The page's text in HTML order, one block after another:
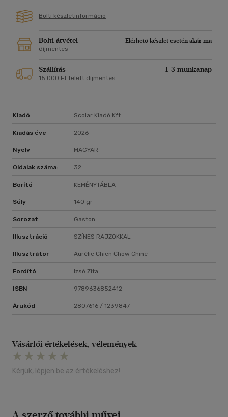
Bolti készletinformáció
Bolti átvétel
Elérhető készlet esetén akár ma
díjmentes
Szállítás 1-3 munkanap
15 000 Ft felett díjmentes
Kiadó Scolar Kiadó Kft.
Kiadás éve 2026
Nyelv MAGYAR
Oldalak száma: 32
Borító KEMÉNYTÁBLA
Súly 140 gr
Sorozat Gaston
Illusztráció SZÍNES RAJZOKKAL
Illusztrátor Aurélie Chien Chow Chine
Fordító Izsó Zita
ISBN 9789636852412
Árukód 2807616 / 1239847
Vásárlói értékelések, vélemények
Kérjük, lépjen be az értékeléshez!